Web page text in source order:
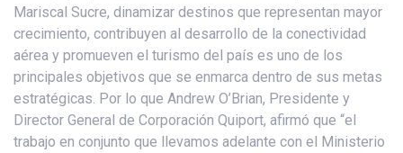
Mariscal Sucre, dinamizar destinos que representan mayor
crecimiento, contribuyen al desarrollo de la conectividad
aérea y promueven el turismo del país es uno de los
principales objetivos que se enmarca dentro de sus metas
estratégicas. Por lo que Andrew O’Brian, Presidente y
Director General de Corporación Quiport, afirmó que “el
trabajo en conjunto que llevamos adelante con el Ministerio